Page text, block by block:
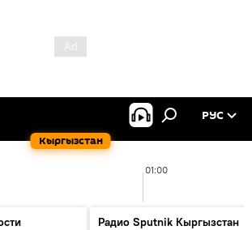
Кыргызстан
РУС
01:00
Радио Sputnik Кыргызстан